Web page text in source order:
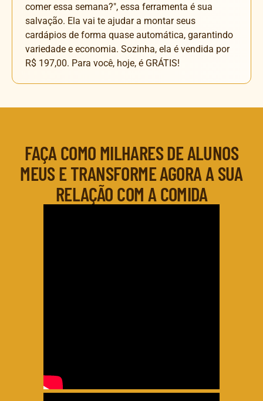
comer essa semana?", essa ferramenta é sua
salvação. Ela vai te ajudar a montar seus
cardápios de forma quase automática, garantindo
variedade e economia. Sozinha, ela é vendida por
R$ 197,00. Para você, hoje, é GRÁTIS!
FAÇA COMO MILHARES DE ALUNOS
MEUS E TRANSFORME AGORA A SUA
RELAÇÃO COM A COMIDA